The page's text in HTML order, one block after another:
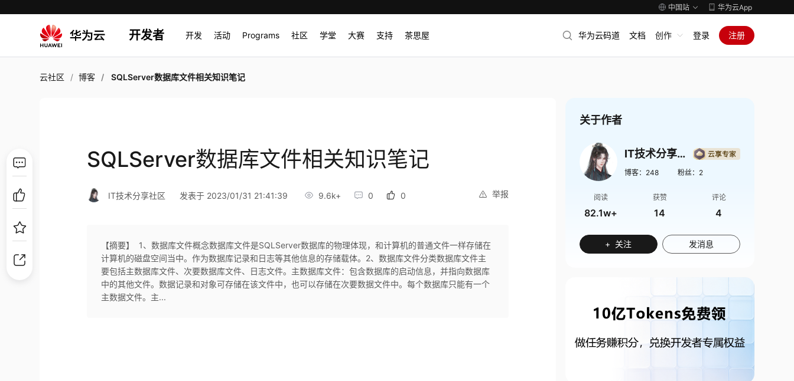
中国站 华为云App
开发者 开发 活动 Programs 社区 学堂 大赛 支持 茶思屋 华为云码道 文档 创作 登录 注册
云社区 博客 SQLServer数据库文件相关知识笔记
SQLServer数据库文件相关知识笔记
举报
IT技术分享社区 发表于 2023/01/31 21:41:39 9.6k+ 0 0
【摘要】 ​ 1、数据库文件概念数据库文件是SQLServer数据库的物理体现，和计算机的普通文件一样存储在
计算机的磁盘空间当中。作为数据库记录和日志等其他信息的存储载体。2、数据库文件分类数据库文件主
要包括主数据库文件、次要数据库文件、日志文件。主数据库文件：包含数据库的启动信息，并指向数据库
中的其他文件。数据记录和对象可存储在该文件中，也可以存储在次要数据文件中。每个数据库只能有一个
主数据文件。主...
关于作者
IT技术分享社区
博客： 248 粉丝： 2
阅读
82.1w+
获赞
14
评论
4
+ 关注 发消息